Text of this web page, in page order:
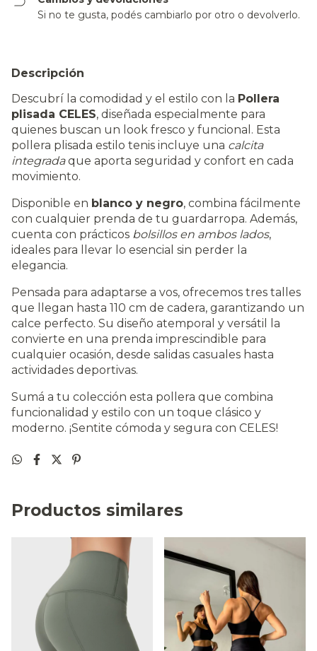
Si no te gusta, podés cambiarlo por otro o devolverlo.
Descripción
Descubrí la comodidad y el estilo con la Pollera
plisada CELES, diseñada especialmente para
quienes buscan un look fresco y funcional. Esta
pollera plisada estilo tenis incluye una calcita
integradaque aporta seguridad y confort en cada
movimiento.
Disponible en blanco y negro, combina fácilmente
con cualquier prenda de tu guardarropa. Además,
cuenta con prácticos bolsillos en ambos lados,
ideales para llevar lo esencial sin perder la
elegancia.
Pensada para adaptarse a vos, ofrecemos tres talles
que llegan hasta 110 cm de cadera, garantizando un
calce perfecto. Su diseño atemporal y versátil la
convierte en una prenda imprescindible para
cualquier ocasión, desde salidas casuales hasta
actividades deportivas.
Sumá a tu colección esta pollera que combina
funcionalidad y estilo con un toque clásico y
moderno. ¡Sentite cómoda y segura con CELES!
Productos similares